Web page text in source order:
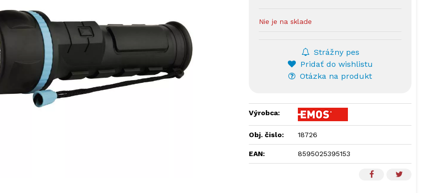
Nie je na sklade
Strážny pes
Pridať do wishlistu
Otázka na produkt
Výrobca:
Obj. čislo: 18726
EAN: 8595025395153